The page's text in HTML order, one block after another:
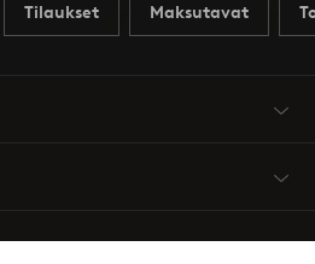
Tilaukset Maksutavat